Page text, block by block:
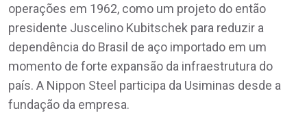
operações em 1962, como um projeto do então
presidente Juscelino Kubitschek para reduzir a
dependência do Brasil de aço importado em um
momento de forte expansão da infraestrutura do
país. A Nippon Steel participa da Usiminas desde a
fundação da empresa.